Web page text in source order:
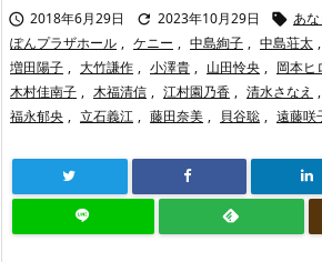
 2018年6月29日  2023年10月29日  あ
ぽんプラザホール , ケニー , 中島絢子 , 中島荘太 ,
増田陽子 , 大竹謙作 , 小澤貴 , 山田怜央 , 岡本ヒ
木村佳南子 , 木福清信 , 江村園乃香 , 清水さなえ ,
福永郁央 , 立石義江 , 藤田奈美 , 貝谷聡 , 遠藤咲